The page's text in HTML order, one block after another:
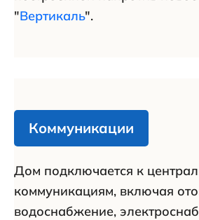
"Вертикаль".
Коммуникации
Дом подключается к
коммуникациям, включая
водоснабжение,